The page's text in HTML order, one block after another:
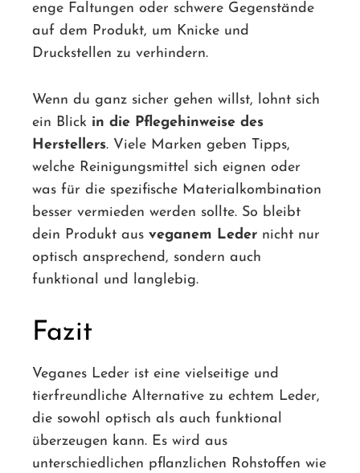
enge Faltungen oder schwere Gegenstände
auf dem Produkt, um Knicke und
Druckstellen zu verhindern.
Wenn du ganz sicher gehen willst, lohnt sich
ein Blick in die Pflegehinweise des
Herstellers. Viele Marken geben Tipps,
welche Reinigungsmittel sich eignen oder
was für die spezifische Materialkombination
besser vermieden werden sollte. So bleibt
dein Produkt aus veganem Leder nicht nur
optisch ansprechend, sondern auch
funktional und langlebig.
Fazit
Veganes Leder ist eine vielseitige und
tierfreundliche Alternative zu echtem Leder,
die sowohl optisch als auch funktional
überzeugen kann. Es wird aus
unterschiedlichen pflanzlichen Rohstoffen wie